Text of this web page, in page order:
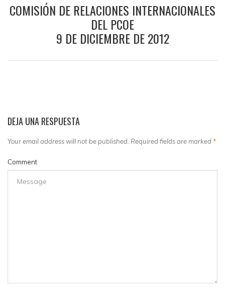
COMISIÓN DE RELACIONES INTERNACIONALES
DEL PCOE
9 DE DICIEMBRE DE 2012
DEJA UNA RESPUESTA
Your email address will not be published. Required fields are marked *
Comment